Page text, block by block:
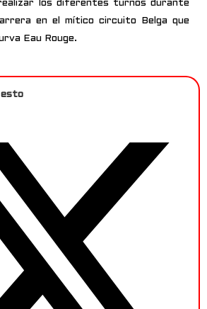
los diferentes turnos durante
en el mítico circuito Belga que
Eau Rouge.